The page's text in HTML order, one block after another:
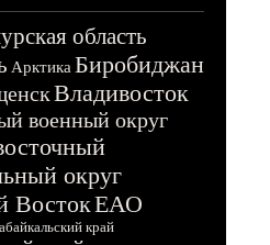
область
Арктика Биробиджан
Владивосток
военный округ
округ
ВостокЕАО
край